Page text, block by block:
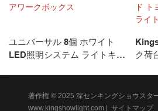
ユニバーサル 8個 ホワイト
LED照明システム ライトキッ
ク荷
荷台
著作権 © 2025 深センキングショウスタ
www.kingshowlight.com
サイトマップ